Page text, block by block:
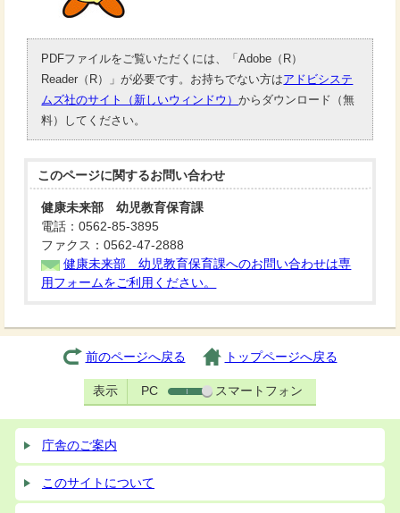
PDFファイルをご覧いただくには、「Adobe（R）
Reader（R）」が必要です。お持ちでない方はアドビシステ
ムズ社のサイト（新しいウィンドウ）からダウンロード（無
料）してください。
このページに関するお問い合わせ
健康未来部 幼児教育保育課
電話：0562-85-3895
ファクス：0562-47-2888
健康未来部 幼児教育保育課へのお問い合わせは専
用フォームをご利用ください。
前のページへ戻る トップページへ戻る
表示 PC スマートフォン
庁舎のご案内
このサイトについて